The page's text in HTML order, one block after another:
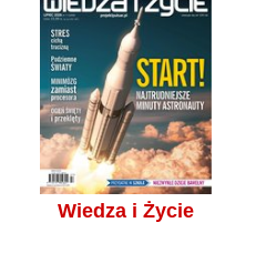
Wiedza i Życie